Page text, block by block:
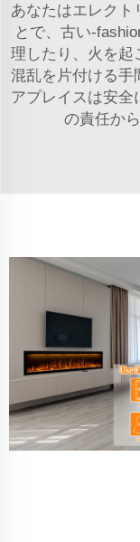
あなたはエレクト
とで、古い-
理したり、火を起
混乱を片付ける手
アプレイスは安全
の責任か